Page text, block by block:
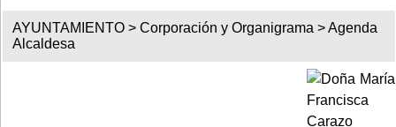
AYUNTAMIENTO >Corporación y Organigrama >Agenda
Alcaldesa